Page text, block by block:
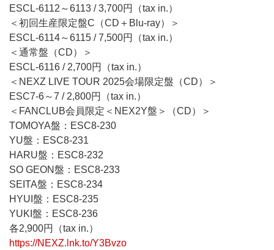
ESCL-6112～6113 / 3,700円（tax in.）
＜初回生産限定盤C（CD＋Blu-ray）＞
ESCL-6114～6115 / 7,500円（tax in.）
＜通常盤（CD）＞
ESCL-6116 / 2,700円（tax in.）
＜NEXZ LIVE TOUR 2025会場限定盤（CD）＞
ESC7-6～7 / 2,800円（tax in.）
＜FANCLUB会員限定＜NEX2Y盤＞（CD）＞
TOMOYA盤：ESC8-230
YU盤：ESC8-231
HARU盤：ESC8-232
SO GEON盤：ESC8-233
SEITA盤：ESC8-234
HYUI盤：ESC8-235
YUKI盤：ESC8-236
各2,900円（tax in.）
https://NEXZ.lnk.to/Y3Bvzo